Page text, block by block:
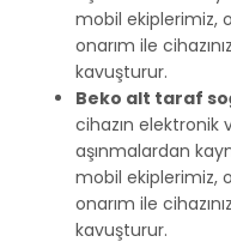
mobil ekiplerimiz,
onarım ile
kavuşturur.
Beko alt taraf
cihazın elektronik
aşınmalardan
mobil ekiplerimiz,
onarım ile
kavuşturur.